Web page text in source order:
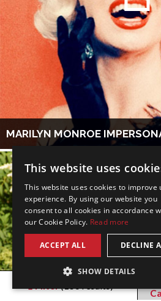
MARILYN MONROE
This website uses
This website uses cookies to improve
experience. By using our website you
consent to all cookies in accordance
our Cookie Policy. Read more
ACCEPT ALL DECLINE
SHOW DETAILS